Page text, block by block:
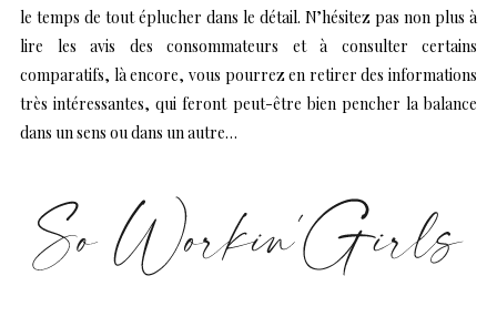
le temps de tout éplucher dans le détail. N’hésitez pas non plus à
lire les avis des consommateurs et à consulter certains
comparatifs, là encore, vous pourrez en retirer des informations
très intéressantes, qui feront peut-être bien pencher la balance
dans un sens ou dans un autre…